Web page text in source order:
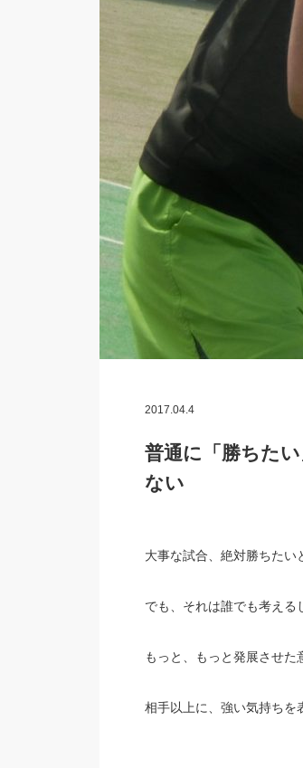
2017.04.4
普通に「勝ちた
ない
大事な試合、絶対勝ちたい
でも、それは誰でも考える
もっと、もっと発展させた
相手以上に、強い気持ちを